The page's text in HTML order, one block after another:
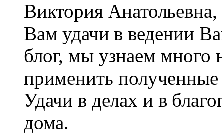
Виктория
Вам удачи в ведении
блог, мы узнаем много
применить полученные
Удачи в делах и в
дома.